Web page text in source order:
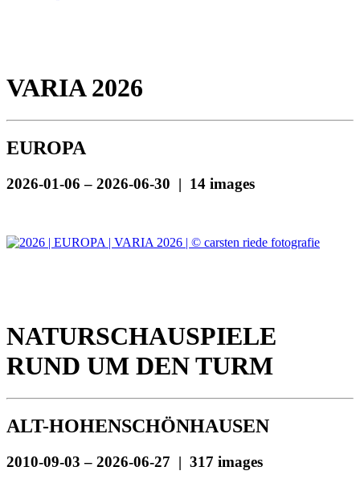
VARIA 2026
EUROPA
2026-01-06 – 2026-06-30 | 14 images
NATURSCHAUSPIELE
RUND UM DEN TURM
ALT-HOHENSCHÖNHAUSEN
2010-09-03 – 2026-06-27 | 317 images